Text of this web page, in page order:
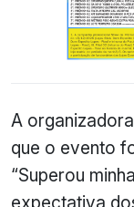
A
que o evento
“Superou
expectativa